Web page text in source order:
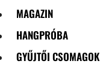
MAGAZIN
HANGPRÓBA
GYŰJTŐI CSOMAGOK